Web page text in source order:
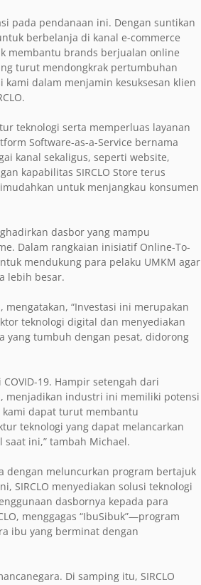
pada pendanaan ini. Dengan suntikan
berbelanja di kanal e-commerce
membantu brands berjualan online
turut mendongkrak pertumbuhan
dalam menjamin kesuksesan klien
teknologi serta memperluas layanan
Software-as-a-Service bernama
kanal sekaligus, seperti website,
kapabilitas SIRCLO Store terus
untuk menjangkau konsumen
dasbor yang mampu
Dalam rangkaian inisiatif Online-To-
mendukung para pelaku UMKM agar
lebih besar.
mengatakan, “Investasi ini merupakan
teknologi digital dan menyediakan
yang tumbuh dengan pesat, didorong
19. Hampir setengah dari
menjadikan industri ini memiliki potensi
kami dapat turut membantu
teknologi yang dapat melancarkan
ini,” tambah Michael.
dengan meluncurkan program bertajuk
SIRCLO menyediakan solusi teknologi
dasbornya kepada para
menggagas “IbuSibuk”—program
ibu yang berminat dengan
Di samping itu, SIRCLO